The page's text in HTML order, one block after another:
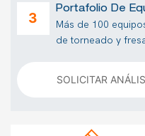
Portafolio De
Más de 100
de torneado y
SOLICITAR